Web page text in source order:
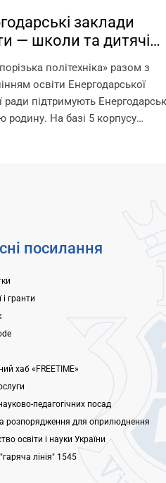
заклади
— школи та дитячі
— працюють на базі
політехніки!
політехніка» разом з
освіти Енергодарської
ради підтримують
родину. На базі 5 корпусу
посилання
і гранти
хаб «FREETIME»
педагогічних посад
розпорядження для оприлюднення
освіти і науки України
лінія" 1545